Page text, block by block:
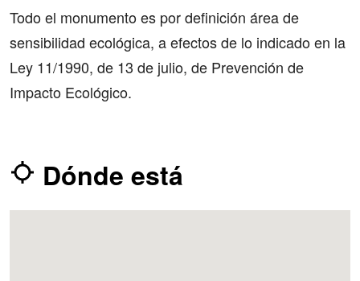
Todo el monumento es por definición área de
sensibilidad ecológica, a efectos de lo indicado en la
Ley 11/1990, de 13 de julio, de Prevención de
Impacto Ecológico.
Dónde está